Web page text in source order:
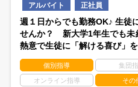
アルバイト 正社員
週１日からでも勤務OK♪ 生徒
せんか？ 新大学1年生でも
熱意で生徒に「解ける喜び」を
個別指導 集団
オンライン指導 その